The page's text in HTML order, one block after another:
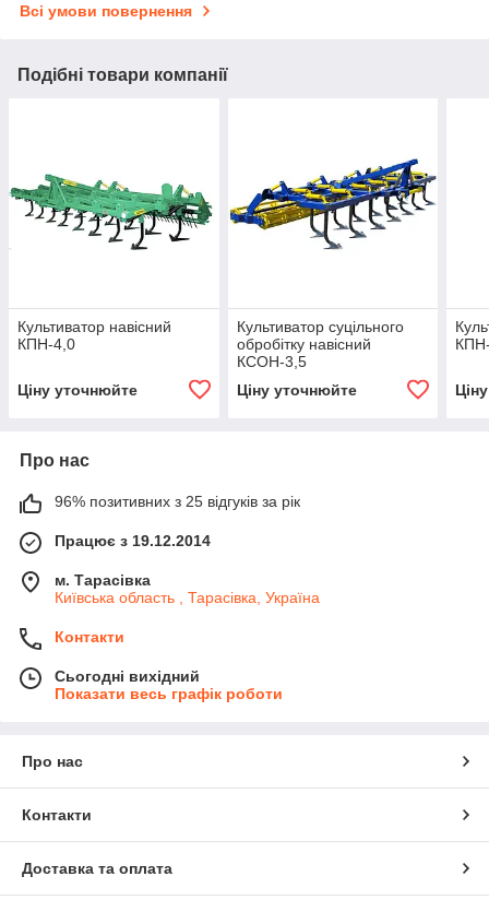
Всі умови повернення
Подібні товари компанії
Культиватор навісний
КПН-4,0
Ціну уточнюйте
Культиватор суцільного
обробітку навісний
КСОН-3,5
Ціну уточнюйте
Про нас
96% позитивних з 25 відгуків за рік
Працює з 19.12.2014
м. Тарасівка
Київська область , Тарасівка, Україна
Контакти
Сьогодні вихідний
Показати весь графік роботи
Про нас
Контакти
Доставка та оплата